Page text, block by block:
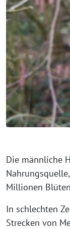
Die männliche
Millionen
In schlechten
Strecken von